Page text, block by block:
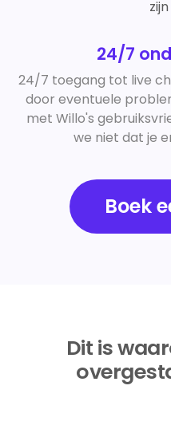
24/7
24/7 toegang tot live
door eventuele
met Willo's
we niet dat je
Boek
Dit is